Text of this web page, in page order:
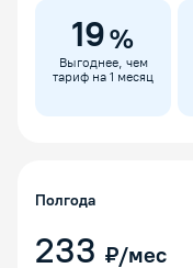
19%
Выгоднее, чем
тариф на 1 месяц
Полгода
233 ₽/мес